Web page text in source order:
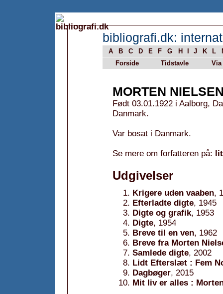
bibliografi.dk:
A B C D E F G H J K L
Forside
Tidstavle Via
MORTEN
Født 03.01.1922 i Aalborg,
Danmark.
Var bosat i Danmark.
Se mere om forfatteren på:
Udgivelser
Krigere uden vaaben,
Efterladte digte, 1945
Digte og grafik, 1953
Digte, 1954
Breve til en ven, 1962
Breve fra Morten
Samlede digte, 2002
Lidt Efterslæt : Fem
Dagbøger, 2015
Mit liv er alles :